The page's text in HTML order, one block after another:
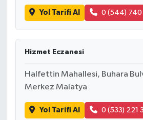
Yol Tarifi Al 0 (544)
Hizmet Eczanesi
Halfettin Mahallesi, Buhara
Merkez Malatya
Yol Tarifi Al 0 (533) 221